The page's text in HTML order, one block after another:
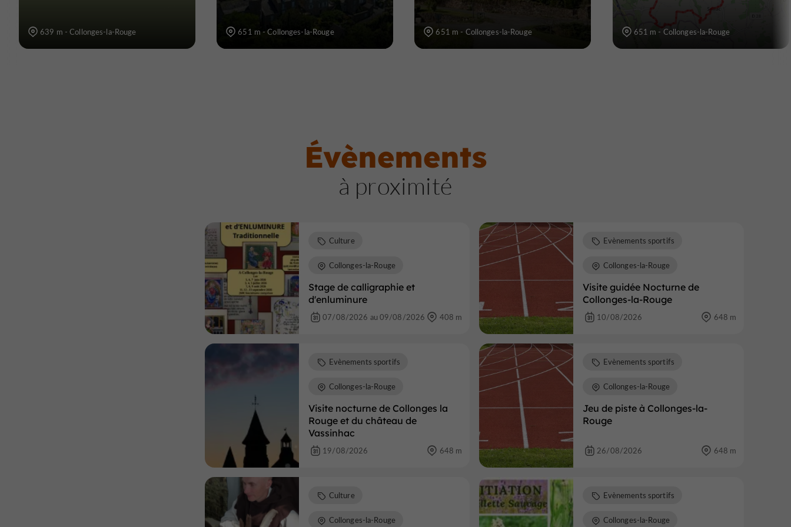
639 m - Collonges-la-Rouge 651 m - Collonges-la-Rouge 651 m - Collonges-la-Rouge 651 m - Collonges-la-Rouge
Évènements
à proximité
Stage de calligraphie et
d'enluminure
Culture
Collonges-la-Rouge
07/08/2026 au 09/08/2026 408 m
Visite guidée Nocturne de
Collonges-la-Rouge
Evènements sportifs
Collonges-la-Rouge
10/08/2026 648 m
Visite nocturne de Collonges la
Rouge et du château de
Vassinhac
Evènements sportifs
Collonges-la-Rouge
19/08/2026 648 m
Jeu de piste à Collonges-la-
Rouge
Evènements sportifs
Collonges-la-Rouge
26/08/2026 648 m
Culture
Collonges-la-Rouge
Evènements sportifs
Collonges-la-Rouge